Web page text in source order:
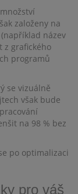
založeny na
název
z grafického
programů
se vizuálně
však bude
na 98 % bez
po optimalizaci
pro váš